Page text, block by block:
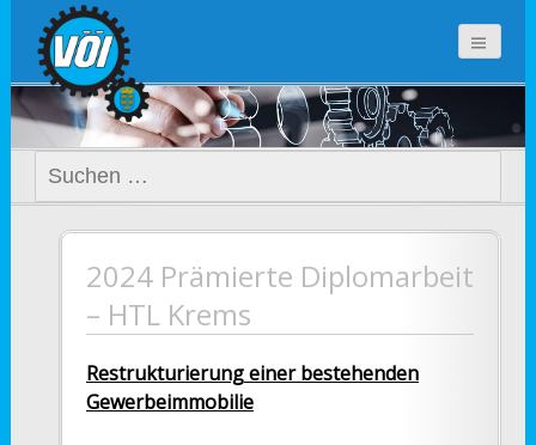
voi-noe.at
Suchen
nach:
2024 Prämierte Diplomarbeit
– HTL Krems
Restrukturierung einer bestehenden
Gewerbeimmobilie